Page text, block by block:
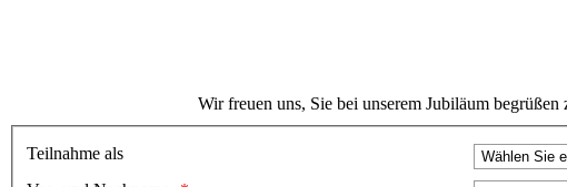
Wir freuen uns, Sie bei unserem Jubiläum
Teilnahme als